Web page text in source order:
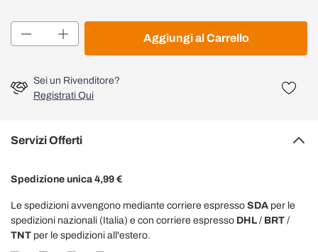
Aggiungi al Carrello
Sei un Rivenditore?
Registrati Qui
Servizi Offerti
Spedizione unica 4,99 €
Le spedizioni avvengono mediante corriere espresso SDA per le
spedizioni nazionali (Italia) e con corriere espresso DHL / BRT /
TNT per le spedizioni all'estero.